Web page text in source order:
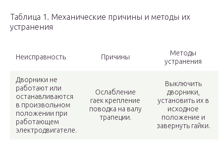
Таблица 1. Механические причины и методы их
устранения
Неисправность Причины
Методы
устранения
Дворники не
работают или
останавливаются
в произвольном
положении при
работающем
электродвигателе.
Ослабление
гаек крепление
поводка на валу
трапеции.
Выключить
дворники,
установить их в
исходное
положение и
завернуть гайки.